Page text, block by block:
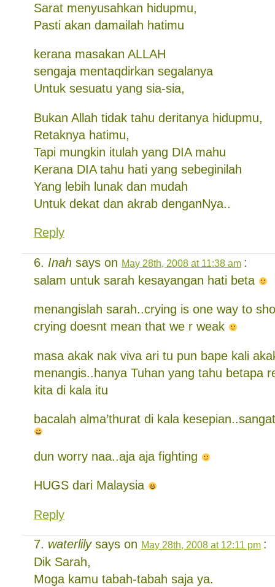
Sarat menyusahkan hidupmu,
Pasti akan damailah hatimu
kerana masakan ALLAH
sengaja mentaqdirkan segalanya
Untuk sesuatu yang sia-sia,
Bukan Allah tidak tahu deritanya hidupmu,
Retaknya hatimu,
Tapi mungkin itulah yang DIA mahu
Kerana DIA tahu hati yang sebeginilah
Yang lebih lunak dan mudah
Untuk dekat dan akrab denganNya..
Reply
Inah says on May 28th, 2008 at 11:38 am :
salam untuk sarah kesayangan hati beta
menangislah sarah..crying is one way to
crying doesnt mean that we r weak
masa akak nak viva ari tu pun bape kali
menangis..hanya Tuhan yang tahu betapa
kita di kala itu
bacalah alma’thurat di kala
dun worry naa..aja aja fighting
HUGS dari Malaysia
Reply
waterlilysays on May 28th, 2008 at 12:11 pm :
Dik Sarah,
Moga kamu tabah-tabah saja ya.